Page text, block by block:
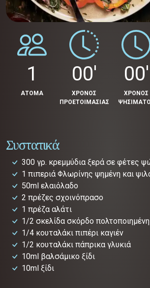
1
ΑΤΟΜΑ
00'
ΧΡΟΝΟΣ
ΠΡΟΕΤΟΙΜΑΣΙΑΣ
00'
ΧΡΟΝΟΣ
Συστατικά
300 γρ. κρεμμύδια ξερά σε φέτες
1 πιπεριά Φλωρίνης ψημένη και
50ml ελαιόλαδο
2 πρέζες σχοινόπρασο
1 πρέζα αλάτι
1/2 σκελίδα σκόρδο πολτοποιημένη
1/4 κουταλάκι πιπέρι καγιέν
1/2 κουταλάκι πάπρικα γλυκιά
10ml βαλσάμικο ξίδι
10ml ξίδι